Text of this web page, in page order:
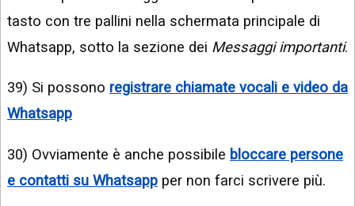
tasto con tre pallini nella schermata principale di
Whatsapp, sotto la sezione dei Messaggi importanti.
39) Si possono registrare chiamate vocali e video da
Whatsapp
30) Ovviamente è anche possibile bloccare persone
e contatti su Whatsapp per non farci scrivere più.